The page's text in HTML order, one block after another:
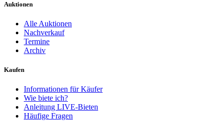
Auktionen
Alle Auktionen
Nachverkauf
Termine
Archiv
Kaufen
Informationen für Käufer
Wie biete ich?
Anleitung LIVE-Bieten
Häufige Fragen